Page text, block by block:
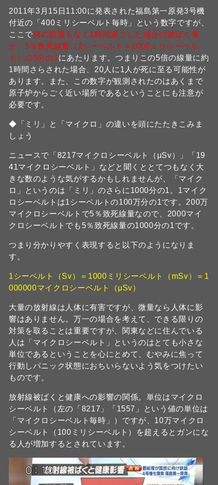
2011年3月15日11:00に発表された福島第一原発3号機
付近の「400ミリシーベルト毎時」という数字ですが、
ここで何の防護もなく1時間過ごした場合の被ばく量
が、5％致死線量（2シーベルト＝2000ミリシーベル
ト）の5分の1にあたります。つまりこの5倍の線量に約
1時間さらされた場合、20人に1人が死に至る可能性が
あります。また、この数字が観測されたのはあくまで
原子炉からごく近い場所であるということにも注意が
必要です。
◆「ミリ」と「マイクロ」の違いを頭にたたきこみま
しょう
ニュースで「8217マイクロシーベルト（μSv）」「19
41マイクロシーベルト」などと聞くととてつもなく大
きな数のような気がするかもしれませんが、「マイク
ロ」というのは「ミリ」のさらに1000分の1。1マイク
ロシーベルトは1シーベルトの100万分の1です。200万
マイクロシーベルトで5％致死線量なので、2000マイ
クロシーベルトでも5％致死線量の1000分の1です。
つまり分かりやすく表現すると以下のようになりま
す。
1シーベルト（Sv）＝1000ミリシーベルト（mSv）＝1
000000マイクロシーベルト（μSv）
大量の放射線は人体に有害ですが、微量なら人体に影
響はありません。万一の場合を考えて、できる限りの
対策を取ることは重要ですが、関東などに住んでいる
人は「マイクロシーベルト」というのはとても小さな
単位であるということを心にとめて、むやみに焦って
行動しパニック状態におちいらないよう気をつけたい
ものです。
放射線被ばくと健康への影響の関係。単位はマイクロ
シーベルト（左の「8217」「1557」という値の単位は
「マイクロシーベルト毎時」）ですが、10万マイクロ
シーベルト（100ミリシーベルト）を超えるとガンにな
る人が増加するとされています。